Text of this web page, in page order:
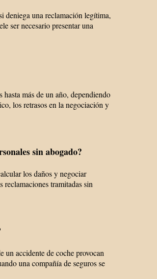
deniega una reclamación legítima,
ser necesario presentar una
hasta más de un año, dependiendo
los retrasos en la negociación y
sin abogado?
los daños y negociar
reclamaciones tramitadas sin
un accidente de coche provocan
una compañía de seguros se